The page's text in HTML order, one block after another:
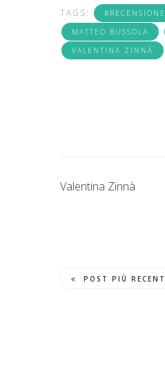
TAGS: #RECENSIONE
MATTEO BUSSOLA
VALENTINA ZINNÀ
Valentina Zinnà
POST PIÙ